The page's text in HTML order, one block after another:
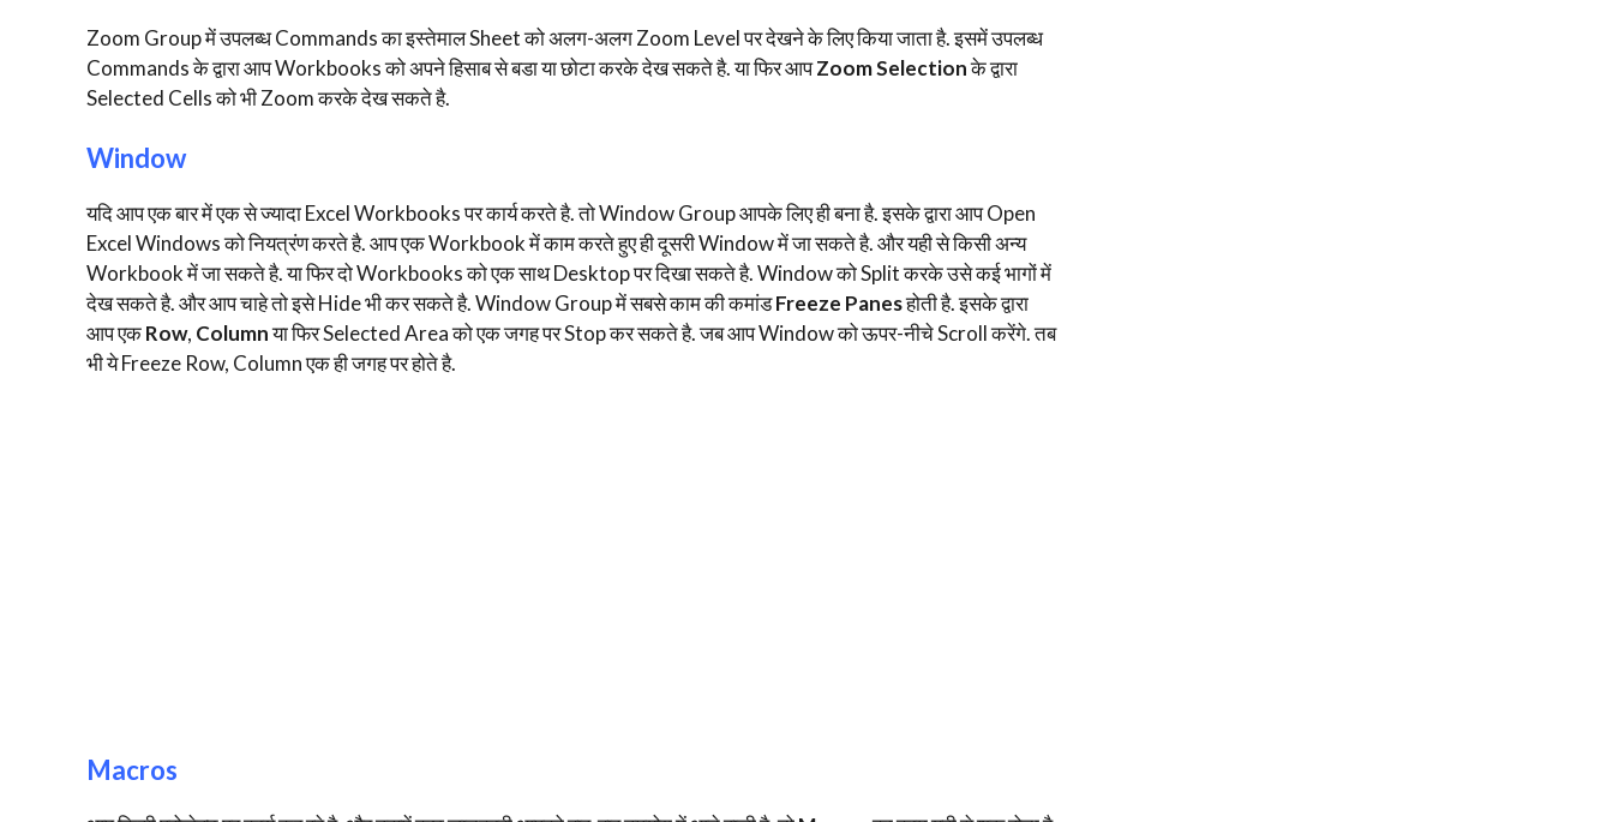
Zoom Group में उपलब्ध Commands का इस्तेमाल Sheet को अलग-अलग Zoom Level पर देखने के लिए किया जाता है. इसमें उपलब्ध
Commands के द्वारा आप Workbooks को अपने हिसाब से बडा या छोटा करके देख सकते है. या फिर आपZoom Selectionके द्वारा
Selected Cells को भी Zoom करके देख सकते है.
Window
यदि आप एक बार में एक से ज्यादा Excel Workbooks पर कार्य करते है. तो Window Group आपके लिए ही बना है. इसके द्वारा आप Open
Excel Windows को नियत्रंण करते है. आप एक Workbook में काम करते हुए ही दूसरी Window में जा सकते है. और यही से किसी अन्य
Workbook में जा सकते है. या फिर दो Workbooks को एक साथ Desktop पर दिखा सकते है. Window को Split करके उसे कई भागों में
देख सकते है. और आप चाहे तो इसे Hide भी कर सकते है. Window Group में सबसे काम की कमांडFreeze Panesहोती है. इसके द्वारा
आप एकRow, Columnया फिर Selected Area को एक जगह पर Stop कर सकते है. जब आप Window को ऊपर-नीचे Scroll करेंगे. तब
भी ये Freeze Row, Column एक ही जगह पर होते है.
Macros